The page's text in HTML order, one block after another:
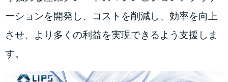
ーションを開発し、コストを削減し、効率を向上
させ、より多くの利益を実現できるよう支援しま
す。